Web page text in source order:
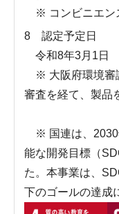
※ コンビニエン
8 認定予定日
令和8年3月1日
※ 大阪府環境審
審査を経て、製品
※ 国連は、2030
能な開発目標（
た。本事業は、
下のゴールの達成